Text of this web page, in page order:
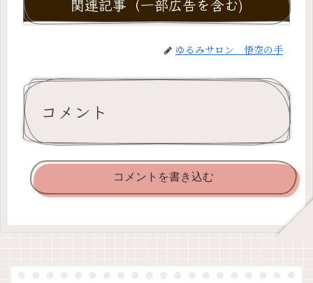
関連記事（一部広告を含む)
ゆるみサロン 悟空の手
コメント
コメントを書き込む